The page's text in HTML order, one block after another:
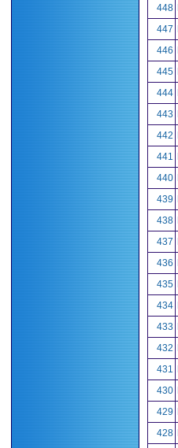
448
447
446
445
444
443
442
441
440
439
438
437
436
435
434
433
432
431
430
429
428